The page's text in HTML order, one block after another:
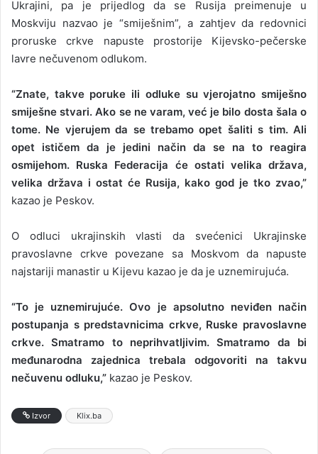
Ukrajini, pa je prijedlog da se Rusija preimenuje u
Moskviju nazvao je “smiješnim”, a zahtjev da redovnici
proruske crkve napuste prostorije Kijevsko-pečerske
lavre nečuvenom odlukom.
“Znate, takve poruke ili odluke su vjerojatno smiješno
smiješne stvari. Ako se ne varam, već je bilo dosta šala o
tome. Ne vjerujem da se trebamo opet šaliti s tim. Ali
opet ističem da je jedini način da se na to reagira
osmijehom. Ruska Federacija će ostati velika država,
velika država i ostat će Rusija, kako god je tko zvao,”
kazao je Peskov.
O odluci ukrajinskih vlasti da svećenici Ukrajinske
pravoslavne crkve povezane sa Moskvom da napuste
najstariji manastir u Kijevu kazao je da je uznemirujuća.
“To je uznemirujuće. Ovo je apsolutno neviđen način
postupanja s predstavnicima crkve, Ruske pravoslavne
crkve. Smatramo to neprihvatljivim. Smatramo da bi
međunarodna zajednica trebala odgovoriti na takvu
nečuvenu odluku,” kazao je Peskov.
Izvor Klix.ba